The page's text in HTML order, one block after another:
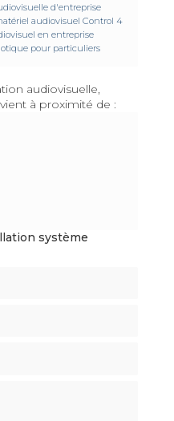
d'entreprise
audiovisuel Control 4
en entreprise
pour particuliers
audiovisuelle,
à proximité de :
système